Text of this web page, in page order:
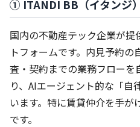
① ITANDI BB（イタンジ）
国内の不動産テック企業が
トフォームです。内見予約
査・契約までの業務フロー
り、AIエージェント的な「自
います。特に賃貸仲介を手
です。